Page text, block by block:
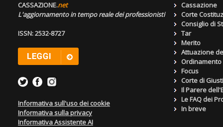
CASSAZIONE.net
L'aggiornamento in tempo reale dei professionisti
ISSN: 2532-8727
Informativa sull'uso dei cookie
Informativa sulla privacy
Informativa Assistente AI
Cassazione
Corte
Consiglio di
Tar
Merito
Attuazione
Focus
Corte di
Il Parere
Le FAQ dei
In breve